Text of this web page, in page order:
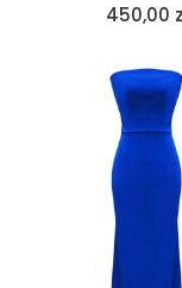
450,00